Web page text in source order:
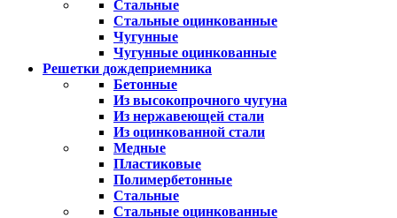
Стальные
Стальные оцинкованные
Чугунные
Чугунные оцинкованные
Решетки дождеприемника
Бетонные
Из высокопрочного чугуна
Из нержавеющей стали
Из оцинкованной стали
Медные
Пластиковые
Полимербетонные
Стальные
Стальные оцинкованные